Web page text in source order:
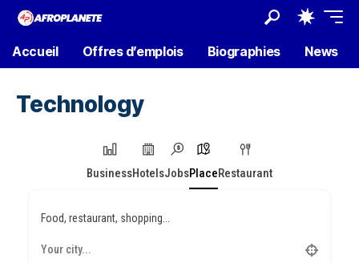
Accueil Offres d’emplois Biographies News
Technology
BusinessHotelsJobsPlaceRestaurant
Food, restaurant, shopping...